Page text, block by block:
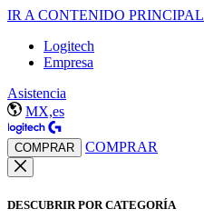
IR A CONTENIDO PRINCIPAL
Logitech
Empresa
Asistencia
MX,es
COMPRAR COMPRAR
DESCUBRIR POR CATEGORÍA